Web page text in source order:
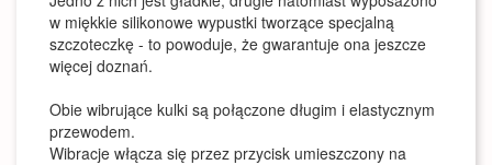
w miękkie silikonowe wypustki tworzące specjalną
szczoteczkę - to powoduje, że gwarantuje ona jeszcze
więcej doznań.
Obie wibrujące kulki są połączone długim i elastycznym
przewodem.
Wibracje włącza się przez przycisk umieszczony na